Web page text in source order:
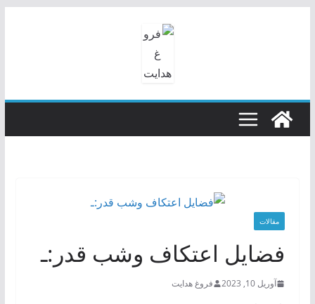
مقالات
فضایل اعتکاف وشب قدر:ـ
آوریل 10, 2023 فروغ هدایت